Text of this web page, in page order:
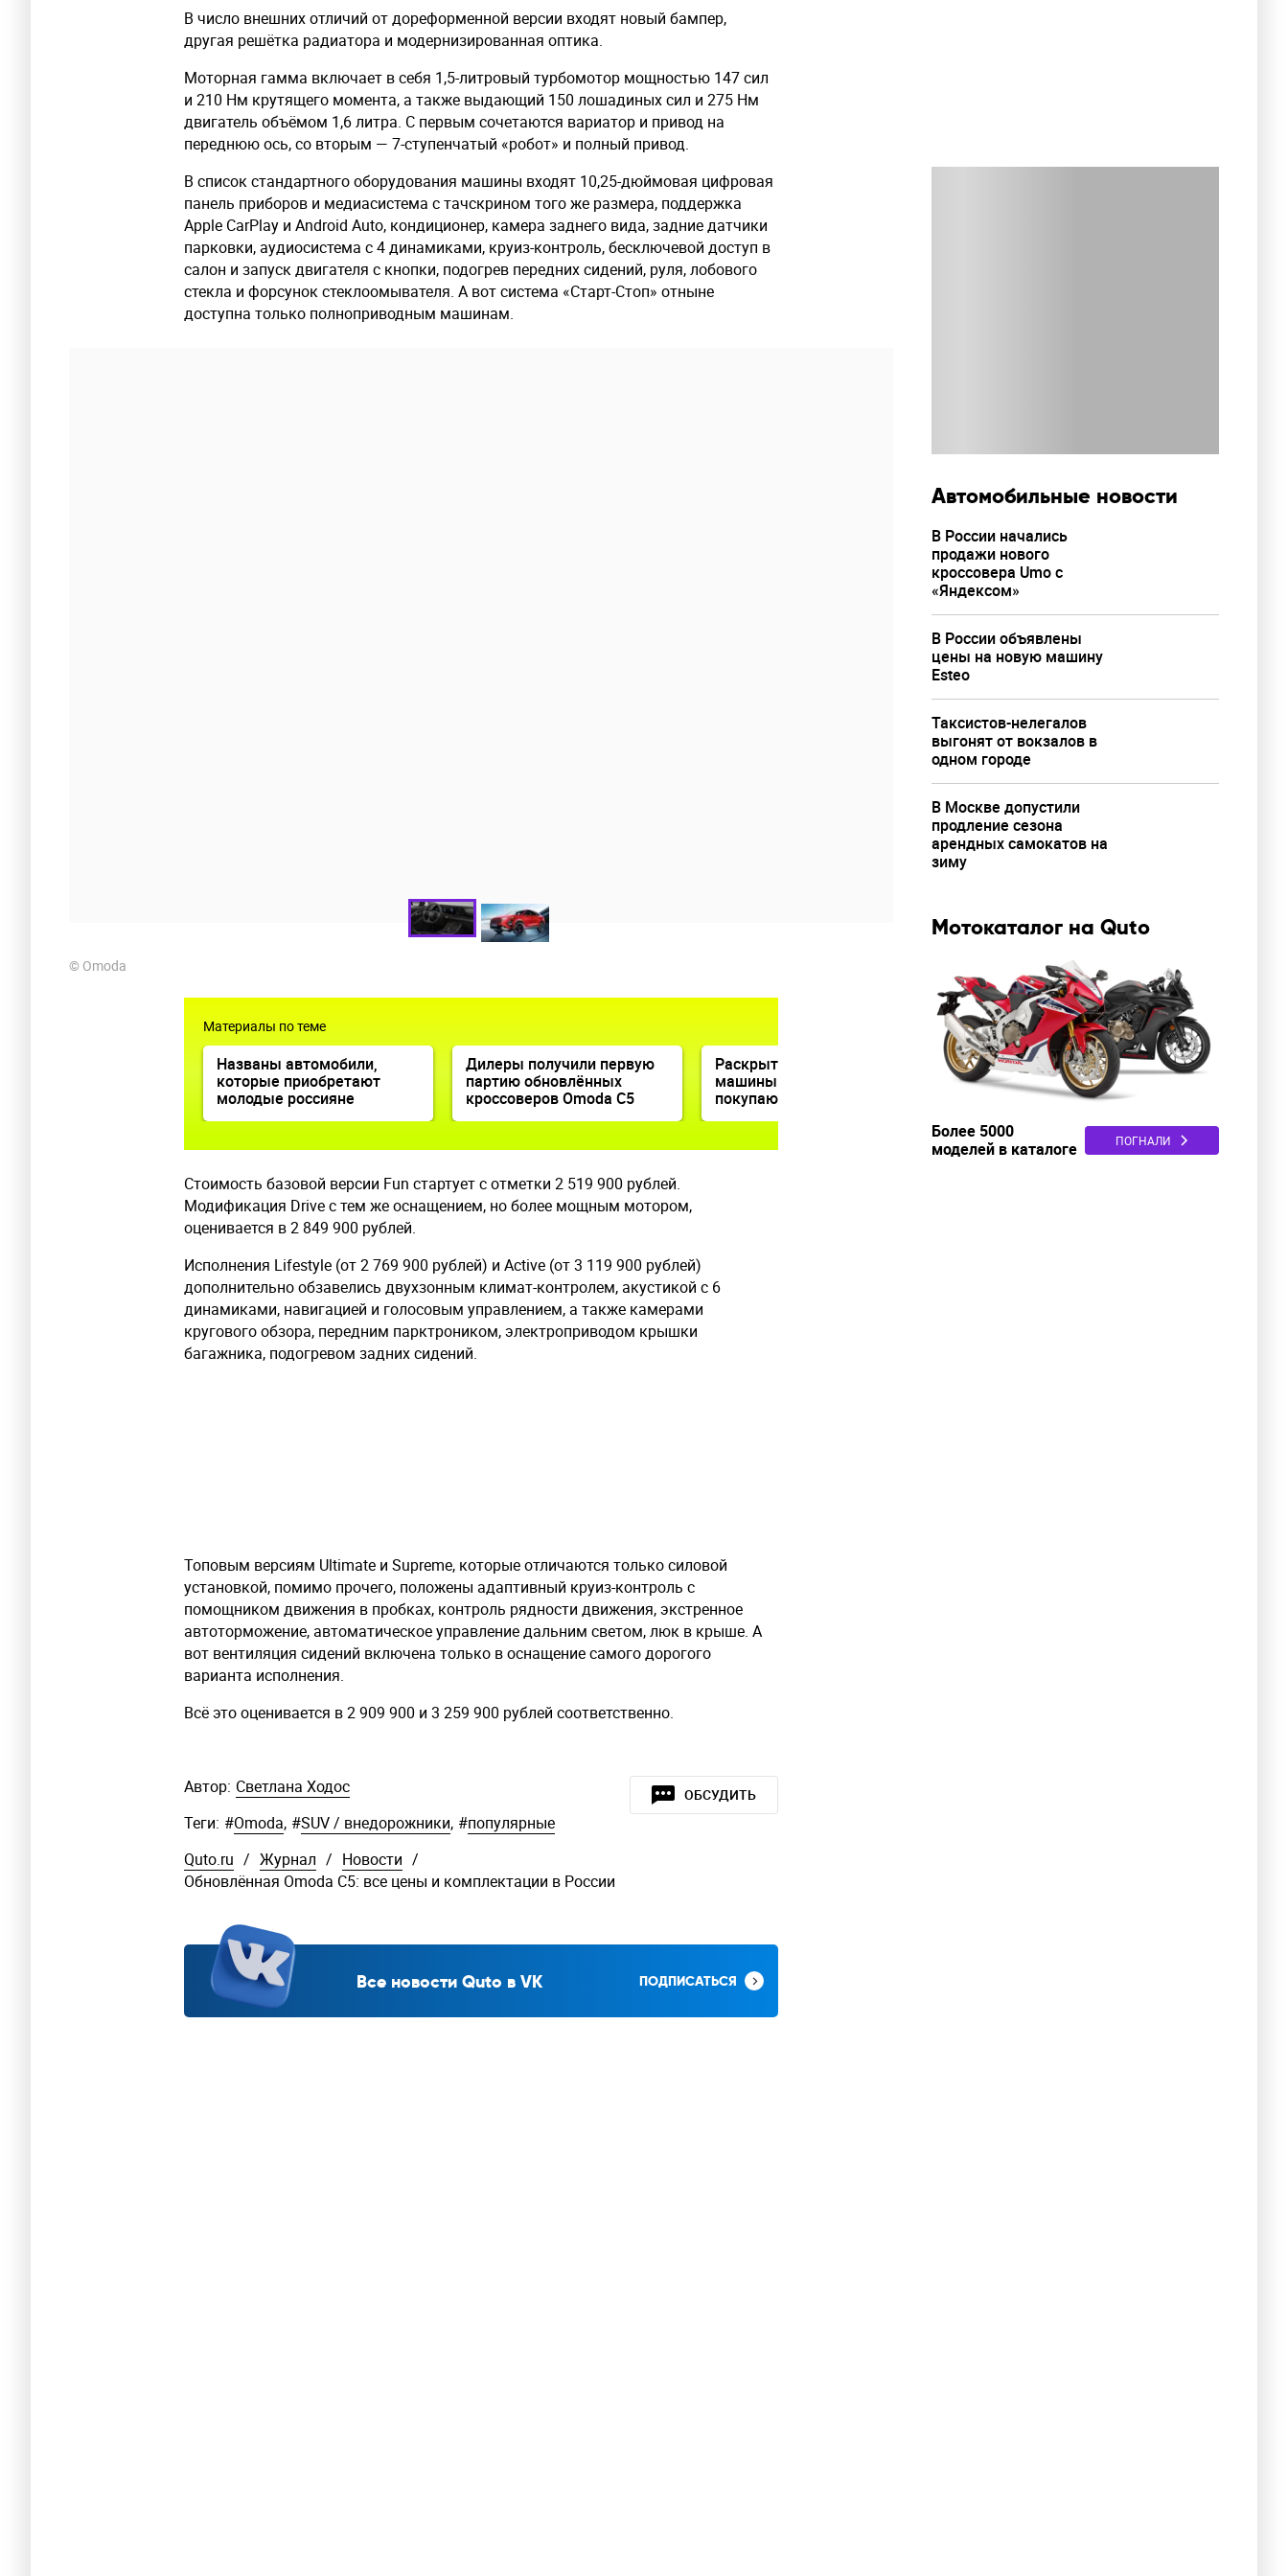
В число внешних отличий от дореформенной версии входят новый бампер,
другая решётка радиатора и модернизированная оптика.
Моторная гамма включает в себя 1,5-литровый турбомотор мощностью 147 сил
и 210 Нм крутящего момента, а также выдающий 150 лошадиных сил и 275 Нм
двигатель объёмом 1,6 литра. С первым сочетаются вариатор и привод на
переднюю ось, со вторым — 7-ступенчатый «робот» и полный привод.
В список стандартного оборудования машины входят 10,25-дюймовая цифровая
панель приборов и медиасистема с тачскрином того же размера, поддержка
Apple CarPlay и Android Auto, кондиционер, камера заднего вида, задние датчики
парковки, аудиосистема с 4 динамиками, круиз-контроль, бесключевой доступ в
салон и запуск двигателя с кнопки, подогрев передних сидений, руля, лобового
стекла и форсунок стеклоомывателя. А вот система «Старт-Стоп» отныне
доступна только полноприводным машинам.
© Omoda
Материалы по теме
Названы автомобили,
которые приобретают
молодые россияне
Дилеры получили первую
партию обновлённых
кроссоверов Omoda C5
Раскрыто, какие китайские
машины с пробегом
покупают россияне
Стоимость базовой версии Fun стартует с отметки 2 519 900 рублей.
Модификация Drive с тем же оснащением, но более мощным мотором,
оценивается в 2 849 900 рублей.
Исполнения Lifestyle (от 2 769 900 рублей) и Active (от 3 119 900 рублей)
дополнительно обзавелись двухзонным климат-контролем, акустикой с 6
динамиками, навигацией и голосовым управлением, а также камерами
кругового обзора, передним парктроником, электроприводом крышки
багажника, подогревом задних сидений.
Топовым версиям Ultimate и Supreme, которые отличаются только силовой
установкой, помимо прочего, положены адаптивный круиз-контроль с
помощником движения в пробках, контроль рядности движения, экстренное
автоторможение, автоматическое управление дальним светом, люк в крыше. А
вот вентиляция сидений включена только в оснащение самого дорогого
варианта исполнения.
Всё это оценивается в 2 909 900 и 3 259 900 рублей соответственно.
ОБСУДИТЬ
Автор: Светлана Ходос
Теги: #Omoda, #SUV / внедорожники, #популярные
Quto.ru / Журнал / Новости /
Обновлённая Omoda C5: все цены и комплектации в России
Все новости Quto в VK ПОДПИСАТЬСЯ
Автомобильные новости
В России начались
продажи нового
кроссовера Umo с
«Яндексом»
В России объявлены
цены на новую машину
Esteo
Таксистов-нелегалов
выгонят от вокзалов в
одном городе
В Москве допустили
продление сезона
арендных самокатов на
зиму
Мотокаталог на Quto
Более 5000
моделей в каталоге
ПОГНАЛИ